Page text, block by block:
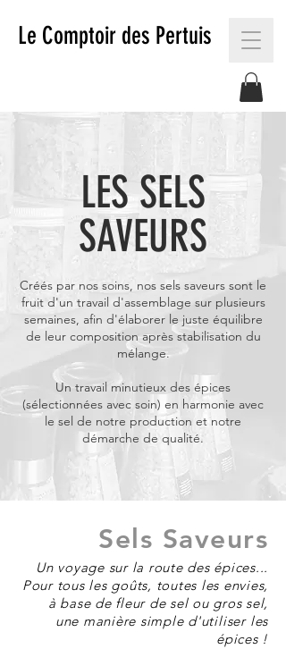
Le Comptoir des Pertuis
LES SELS
SAVEURS
Créés par nos soins, nos sels saveurs sont le
fruit d'un travail d'assemblage sur plusieurs
semaines, afin d'élaborer le juste équilibre
de leur composition après stabilisation du
mélange.
Un travail minutieux des épices
(sélectionnées avec soin) en harmonie avec
le sel de notre production et notre
démarche de qualité.
Sels Saveurs
Un voyage sur la route des épices...
Pour tous les goûts, toutes les envies,
à base de fleur de sel ou gros sel,
une manière simple d'utiliserles
épices !